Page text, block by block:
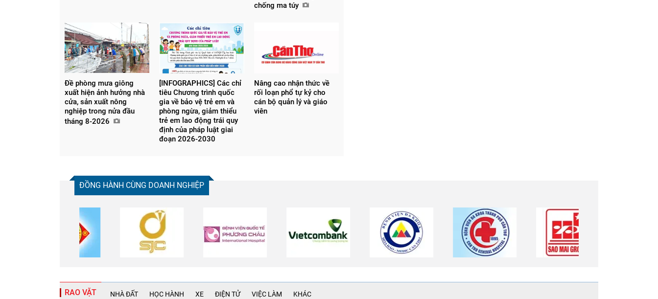
chống ma túy
Đề phòng mưa giông
xuất hiện ảnh hưởng nhà
cửa, sản xuất nông
nghiệp trong nửa đầu
tháng 8-2026
[INFOGRAPHICS] Các chỉ
tiêu Chương trình quốc
gia về bảo vệ trẻ em và
phòng ngừa, giảm thiểu
trẻ em lao động trái quy
định của pháp luật giai
đoạn 2026-2030
Nâng cao nhận thức về
rối loạn phổ tự kỷ cho
cán bộ quản lý và giáo
viên
ĐỒNG HÀNH CÙNG DOANH NGHIỆP
RAO VẶT NHÀ ĐẤT HỌC HÀNH XE ĐIỆN TỬ VIỆC LÀM KHÁC